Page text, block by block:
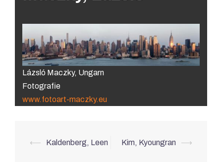
Lázsló Maczky, Ungarn
Fotografie
www.fotoart-maczky.eu
Beitrags-
⟵ Kaldenberg, Leen Kim, Kyoungran ⟶